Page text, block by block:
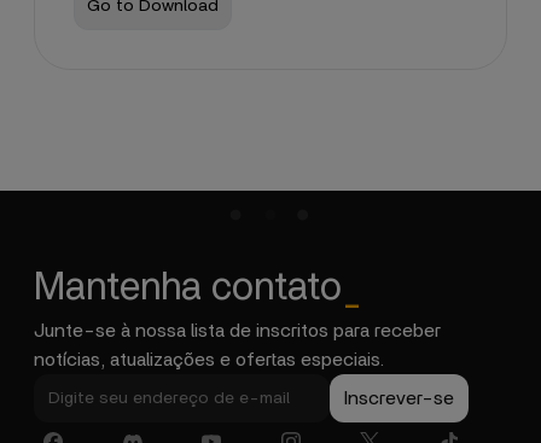
Go to Download
Mantenha contato
Junte-se à nossa lista de inscritos para receber
notícias, atualizações e ofertas especiais.
Inscrever-se